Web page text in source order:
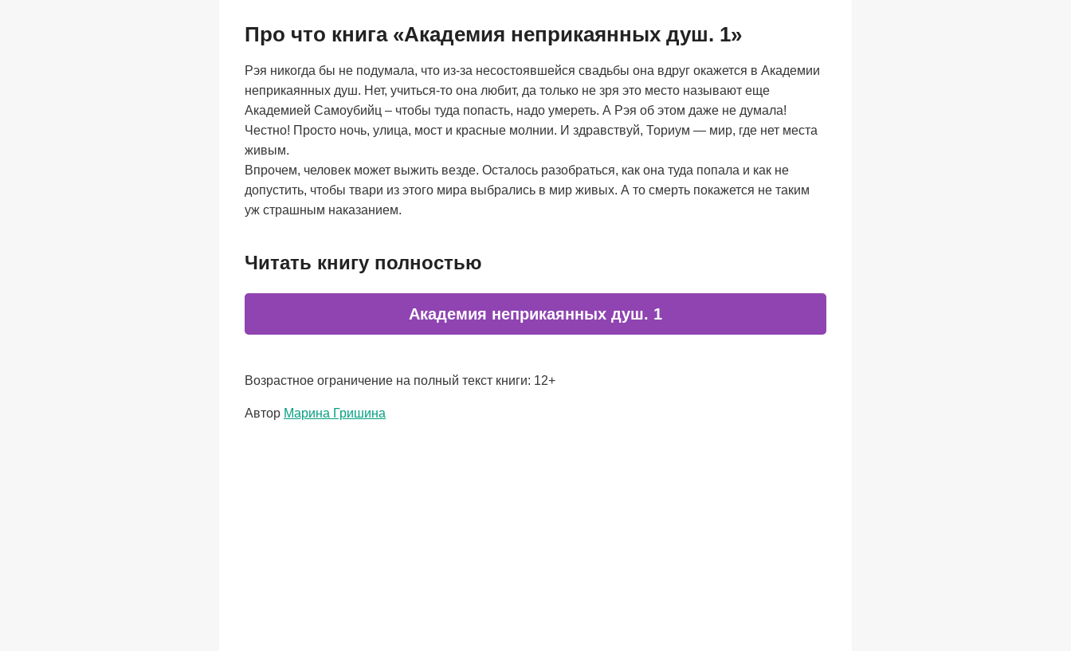
Про что книга «Академия неприкаянных душ. 1»
Рэя никогда бы не подумала, что из-за несостоявшейся свадьбы она вдруг окажется в Академии
неприкаянных душ. Нет, учиться-то она любит, да только не зря это место называют еще
Академией Самоубийц – чтобы туда попасть, надо умереть. А Рэя об этом даже не думала!
Честно! Просто ночь, улица, мост и красные молнии. И здравствуй, Ториум — мир, где нет места
живым.
Впрочем, человек может выжить везде. Осталось разобраться, как она туда попала и как не
допустить, чтобы твари из этого мира выбрались в мир живых. А то смерть покажется не таким
уж страшным наказанием.
Читать книгу полностью
Академия неприкаянных душ. 1
Возрастное ограничение на полный текст книги: 12+
Метки
Автор Марина Гришина